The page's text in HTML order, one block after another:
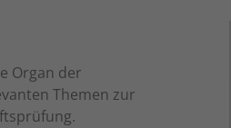
Organ der
Themen zur